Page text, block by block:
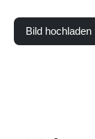
Bild hochladen